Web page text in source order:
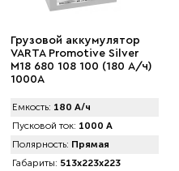
Грузовой аккумулятор
VARTA Promotive Silver
M18 680 108 100 (180 А/ч)
1000А
Емкость: 180 А/ч
Пусковой ток: 1000 А
Полярность: Прямая
Габариты: 513x223x223